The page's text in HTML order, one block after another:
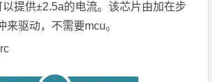
提供±2.5a的电流。该芯片由加在步
来驱动，不需要mcu。